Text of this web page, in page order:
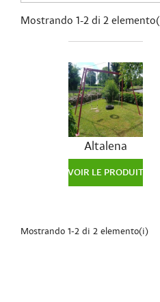
Mostrando 1-2 di 2
Altalena
VOIR LE PRODUIT
Mostrando 1-2 di 2 elemento(i)